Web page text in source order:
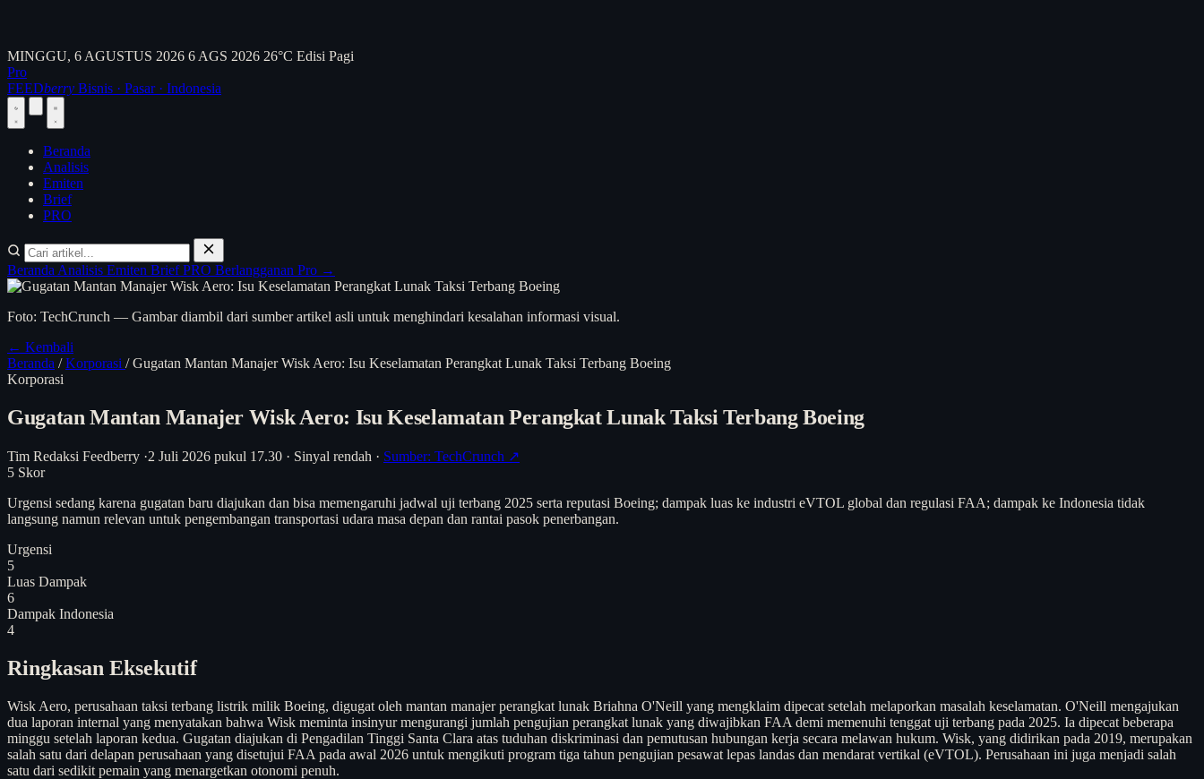
MINGGU, 6 AGUSTUS 2026 6 AGS 2026 26°C Edisi Pagi
Pro
FEEDberry Bisnis · Pasar · Indonesia
Beranda
Analisis
Emiten
Brief
PRO
Beranda Analisis Emiten BriefPRO Berlangganan Pro →
Foto: TechCrunch — Gambar diambil dari sumber artikel asli untuk menghindari kesalahan informasi visual.
← Kembali
Beranda / Korporasi / Gugatan Mantan Manajer Wisk Aero: Isu Keselamatan Perangkat Lunak Taksi Terbang Boeing
Korporasi
Gugatan Mantan Manajer Wisk Aero: Isu Keselamatan Perangkat Lunak Taksi Terbang Boeing
Tim Redaksi Feedberry ·2 Juli 2026 pukul 17.30 · Sinyal rendah · Sumber: TechCrunch ↗
5 Skor
Urgensi sedang karena gugatan baru diajukan dan bisa memengaruhi jadwal uji terbang 2025 serta reputasi Boeing; dampak luas ke industri eVTOL global dan regulasi FAA; dampak ke Indonesia tidak
langsung namun relevan untuk pengembangan transportasi udara masa depan dan rantai pasok penerbangan.
Urgensi
5
Luas Dampak
6
Dampak Indonesia
4
Ringkasan Eksekutif
Wisk Aero, perusahaan taksi terbang listrik milik Boeing, digugat oleh mantan manajer perangkat lunak Briahna O'Neill yang mengklaim dipecat setelah melaporkan masalah keselamatan. O'Neill mengajukan
dua laporan internal yang menyatakan bahwa Wisk meminta insinyur mengurangi jumlah pengujian perangkat lunak yang diwajibkan FAA demi memenuhi tenggat uji terbang pada 2025. Ia dipecat beberapa
minggu setelah laporan kedua. Gugatan diajukan di Pengadilan Tinggi Santa Clara atas tuduhan diskriminasi dan pemutusan hubungan kerja secara melawan hukum. Wisk, yang didirikan pada 2019, merupakan
salah satu dari delapan perusahaan yang disetujui FAA pada awal 2026 untuk mengikuti program tiga tahun pengujian pesawat lepas landas dan mendarat vertikal (eVTOL). Perusahaan ini juga menjadi salah
satu dari sedikit pemain yang menargetkan otonomi penuh.